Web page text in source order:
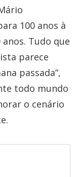
100 anos à
Tudo que
parece
passada”,
todo mundo
o cenário